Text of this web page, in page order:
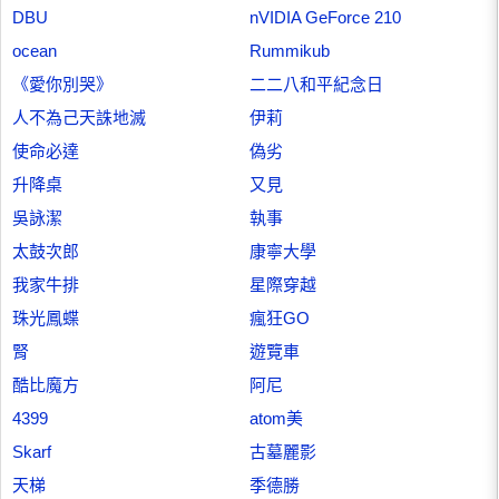
DBU
nVIDIA GeForce 210
ocean
Rummikub
《愛你別哭》
二二八和平紀念日
人不為己天誅地滅
伊莉
使命必達
偽劣
升降桌
又見
吳詠潔
執事
太鼓次郎
康寧大學
我家牛排
星際穿越
珠光鳳蝶
瘋狂GO
腎
遊覽車
酷比魔方
阿尼
4399
atom美
Skarf
古墓麗影
天梯
季德勝